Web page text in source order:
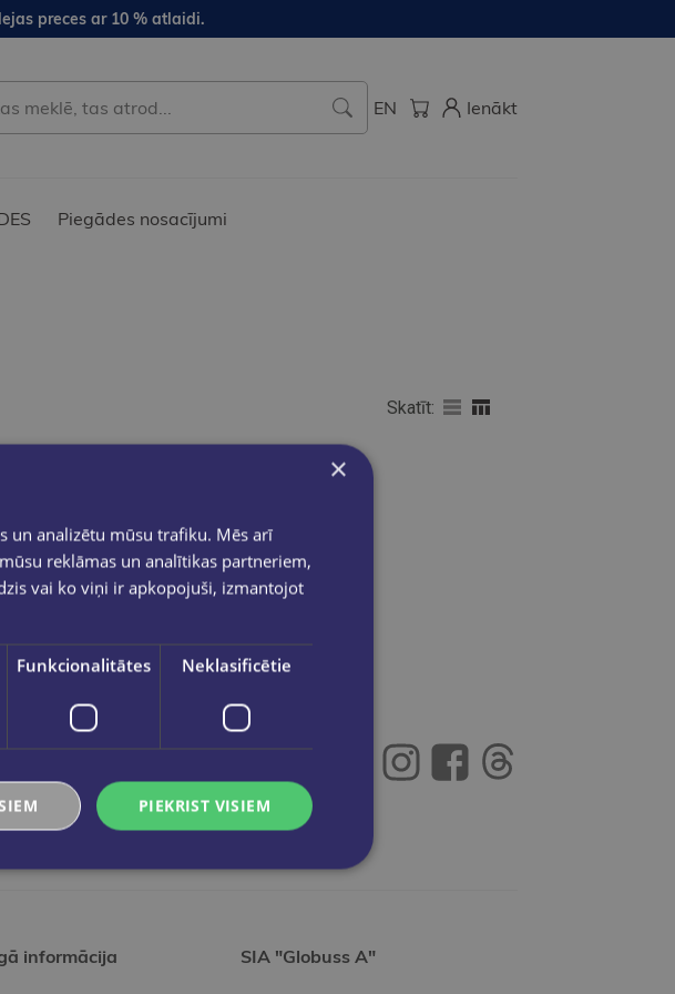
preces ar 10 % atlaidi.
EN Ienākt
Piegādes nosacījumi
Skatīt:
nav atrasts
informācija SIA "Globuss A"
×
un analizētu mūsu trafiku. Mēs arī
reklāmas un analītikas partneriem,
vai ko viņi ir apkopojuši, izmantojot
Funkcionalitātes Neklasificētie
PIEKRIST VISIEM